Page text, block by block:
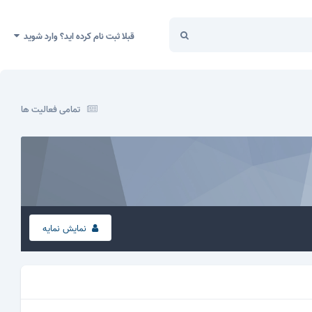
قبلا ثبت نام کرده اید؟ وارد شوید
تمامی فعالیت ها
نمایش نمایه